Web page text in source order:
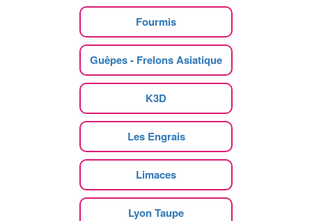
Fourmis
Guêpes - Frelons Asiatique
K3D
Les Engrais
Limaces
Lyon Taupe